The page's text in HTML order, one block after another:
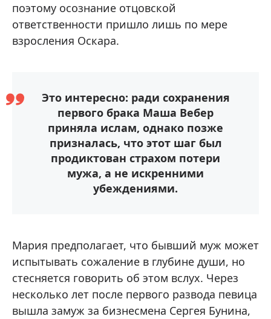
поэтому осознание отцовской
ответственности пришло лишь по мере
взросления Оскара.
Это интересно: ради сохранения
первого брака Маша Вебер
приняла ислам, однако позже
призналась, что этот шаг был
продиктован страхом потери
мужа, а не искренними
убеждениями.
Мария предполагает, что бывший муж может
испытывать сожаление в глубине души, но
стесняется говорить об этом вслух. Через
несколько лет после первого развода певица
вышла замуж за бизнесмена Сергея Бунина,